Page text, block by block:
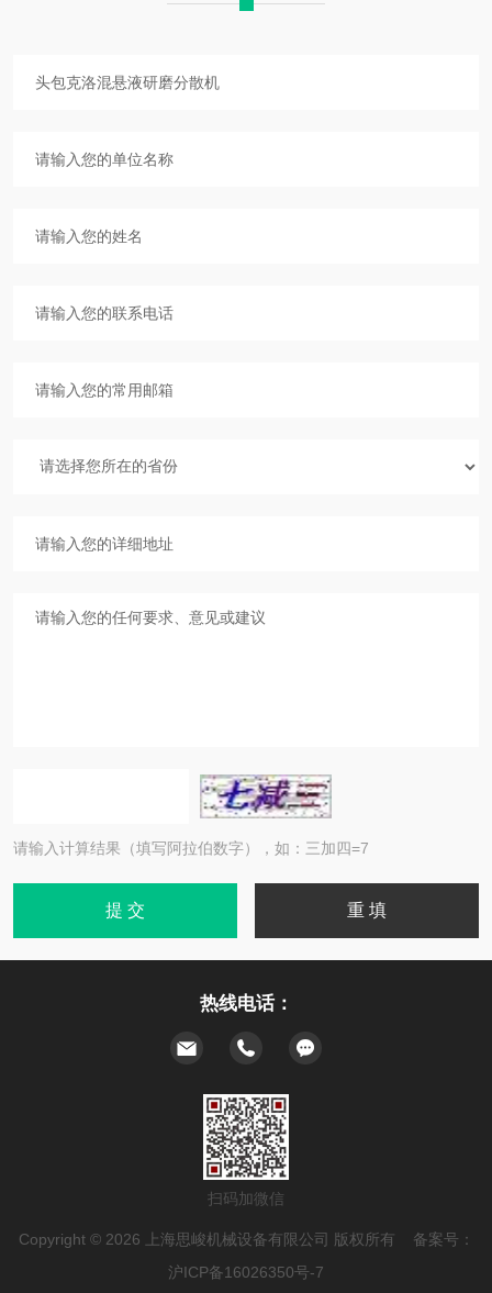
请输入计算结果（填写阿拉伯数字），如：三加四=7
热线电话：
扫码加微信
Copyright © 2026 上海思峻机械设备有限公司 版权所有 备案号：
沪ICP备16026350号-7